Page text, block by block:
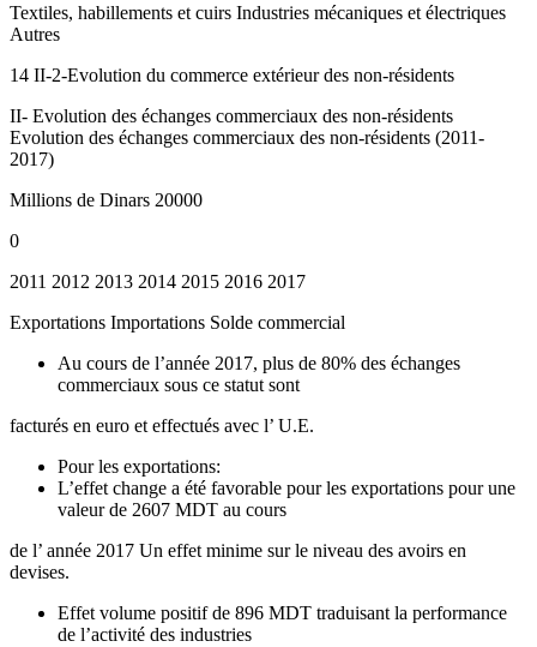
Textiles, habillements et cuirs Industries mécaniques et électriques
Autres
14 II-2-Evolution du commerce extérieur des non-résidents
II- Evolution des échanges commerciaux des non-résidents
Evolution des échanges commerciaux des non-résidents (2011-
2017)
Millions de Dinars 20000
0
2011 2012 2013 2014 2015 2016 2017
Exportations Importations Solde commercial
Au cours de l’année 2017, plus de 80% des échanges
commerciaux sous ce statut sont
facturés en euro et effectués avec l’ U.E.
Pour les exportations:
L’effet change a été favorable pour les exportations pour une
valeur de 2607 MDT au cours
de l’ année 2017 Un effet minime sur le niveau des avoirs en
devises.
Effet volume positif de 896 MDT traduisant la performance
de l’activité des industries